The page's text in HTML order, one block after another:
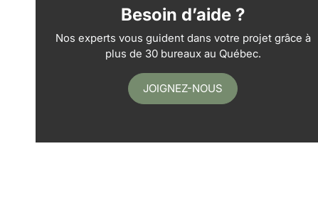
Besoin d’aide ?
Nos experts vous guident dans votre projet grâce à
plus de 30 bureaux au Québec.
JOIGNEZ-NOUS